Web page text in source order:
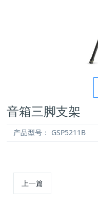
音箱三脚支架
产品型号： GSP5211B
上一篇